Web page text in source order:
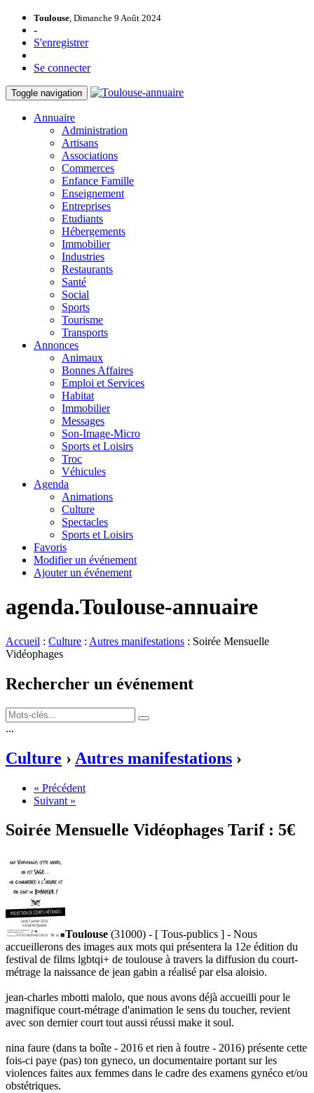
Toulouse, Dimanche 9 Août 2024
-
S'enregistrer
Se connecter
Toggle navigation
Annuaire
Administration
Artisans
Associations
Commerces
Enfance Famille
Enseignement
Entreprises
Etudiants
Hébergements
Immobilier
Industries
Restaurants
Santé
Social
Sports
Tourisme
Transports
Annonces
Animaux
Bonnes Affaires
Emploi et Services
Habitat
Immobilier
Messages
Son-Image-Micro
Sports et Loisirs
Troc
Véhicules
Agenda
Animations
Culture
Spectacles
Sports et Loisirs
Favoris
Modifier un événement
Ajouter un événement
agenda.Toulouse-annuaire
Accueil : Culture : Autres manifestations : Soirée Mensuelle
Vidéophages
Rechercher un événement
...
Culture › Autres manifestations ›
« Précédent
Suivant »
Soirée Mensuelle Vidéophages Tarif : 5€
Toulouse (31000) - [ Tous-publics ] - Nous
accueillerons des images aux mots qui présentera la 12e édition du
festival de films lgbtqi+ de toulouse à travers la diffusion du court-
métrage la naissance de jean gabin a réalisé par elsa aloisio.
jean-charles mbotti malolo, que nous avons déjà accueilli pour le
magnifique court-métrage d'animation le sens du toucher, revient
avec son dernier court tout aussi réussi make it soul.
nina faure (dans ta boîte - 2016 et rien à foutre - 2016) présente cette
fois-ci paye (pas) ton gyneco, un documentaire portant sur les
violences faites aux femmes dans le cadre des examens gynéco et/ou
obstétriques.